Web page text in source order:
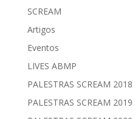
SCREAM
Artigos
Eventos
LIVES ABMP
PALESTRAS SCREAM 2018
PALESTRAS SCREAM 2019